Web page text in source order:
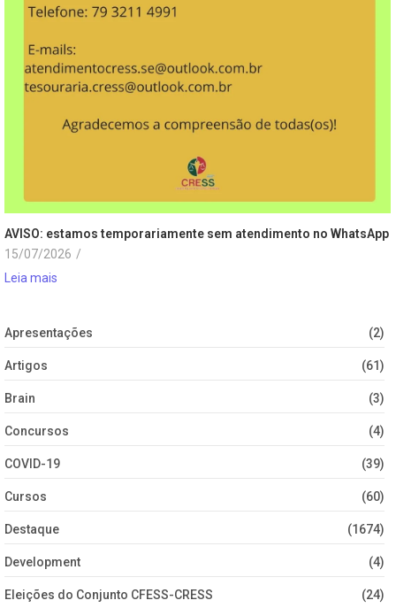
AVISO: estamos temporariamente sem atendimento no WhatsApp
15/07/2026 /
Leia mais
Apresentações (2)
Artigos (61)
Brain (3)
Concursos (4)
COVID-19 (39)
Cursos (60)
Destaque (1674)
Development (4)
Eleições do Conjunto CFESS-CRESS (24)